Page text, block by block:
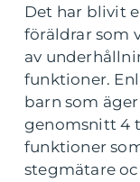
Det har blivit
föräldrar som
av
funktioner.
barn som
genomsnitt 4
funktioner
stegmätare